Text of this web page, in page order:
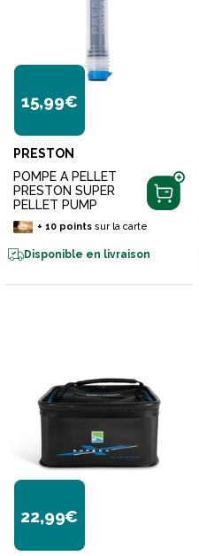
15,99€
PRESTON
POMPE A PELLET
PRESTON SUPER
PELLET PUMP
+ 10pointssur la carte
Disponible en livraison
22,99€